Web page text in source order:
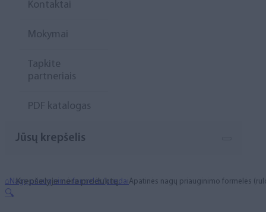
Kontaktai
Mokymai
Tapkite
partneriais
PDF katalogas
Jūsų krepšelis
Krepšelyje nėra produktų.
⌂ Nagų priauginimo formelės/priedaiApatinės nagų priauginimo formelės
🔍